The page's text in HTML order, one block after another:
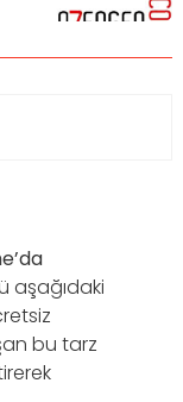
aşağıdaki
bu tarz